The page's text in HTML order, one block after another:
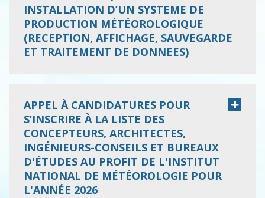
INSTALLATION D’UN SYSTEME DE
PRODUCTION MÉTÉOROLOGIQUE
(RECEPTION, AFFICHAGE, SAUVEGARDE
ET TRAITEMENT DE DONNEES)
APPEL À CANDIDATURES POUR
S’INSCRIRE À LA LISTE DES
CONCEPTEURS, ARCHITECTES,
INGÉNIEURS-CONSEILS ET BUREAUX
D'ÉTUDES AU PROFIT DE L'INSTITUT
NATIONAL DE MÉTÉOROLOGIE POUR
L'ANNÉE 2026